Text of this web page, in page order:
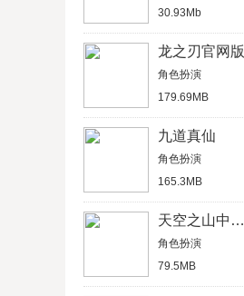
30.93Mb
龙之刃官网版
角色扮演
179.69MB
九道真仙
角色扮演
165.3MB
天空之山中文破解版
角色扮演
79.5MB